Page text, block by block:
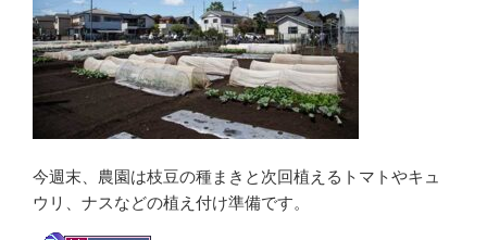
今週末、農園は枝豆の種まきと次回植えるトマトやキュ
ウリ、ナスなどの植え付け準備です。